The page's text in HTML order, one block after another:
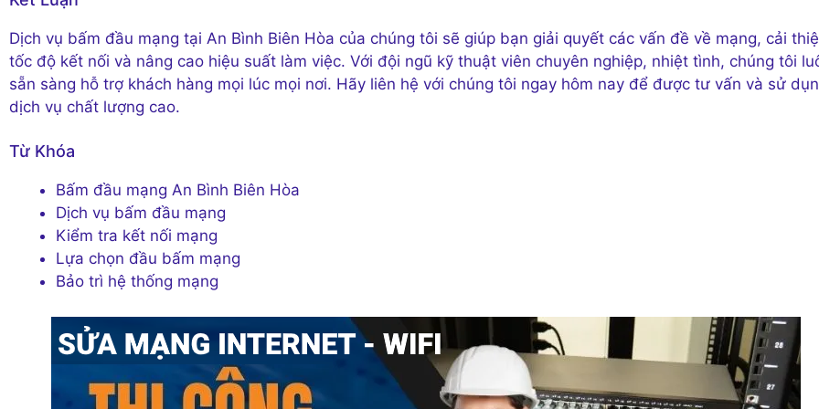
Dịch vụ bấm đầu mạng tại An Bình Biên Hòa của chúng tôi sẽ giúp bạn giải quyết các vấn đề về mạng, cải
tốc độ kết nối và nâng cao hiệu suất làm việc. Với đội ngũ kỹ thuật viên chuyên nghiệp, nhiệt tình, chúng tôi
sẵn sàng hỗ trợ khách hàng mọi lúc mọi nơi. Hãy liên hệ với chúng tôi ngay hôm nay để được tư vấn và sử
dịch vụ chất lượng cao.
Từ Khóa
Bấm đầu mạng An Bình Biên Hòa
Dịch vụ bấm đầu mạng
Kiểm tra kết nối mạng
Lựa chọn đầu bấm mạng
Bảo trì hệ thống mạng